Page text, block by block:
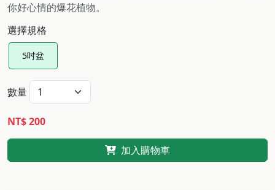
你好心情的爆花植物。
選擇規格
5吋盆
數量
NT$ 200
加入購物車